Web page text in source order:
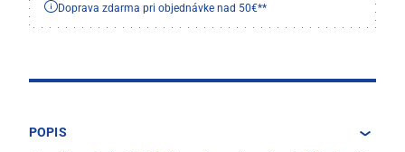
Doprava zdarma pri objednávke nad 50€**
POPIS